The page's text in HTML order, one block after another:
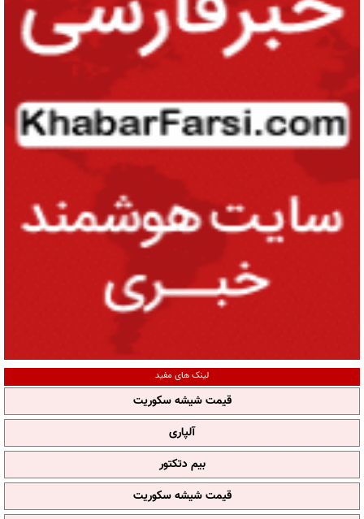
لینک های مفید
قیمت شیشه سکوریت
آلپاری
بیم دتکتور
قیمت شیشه سکوریت